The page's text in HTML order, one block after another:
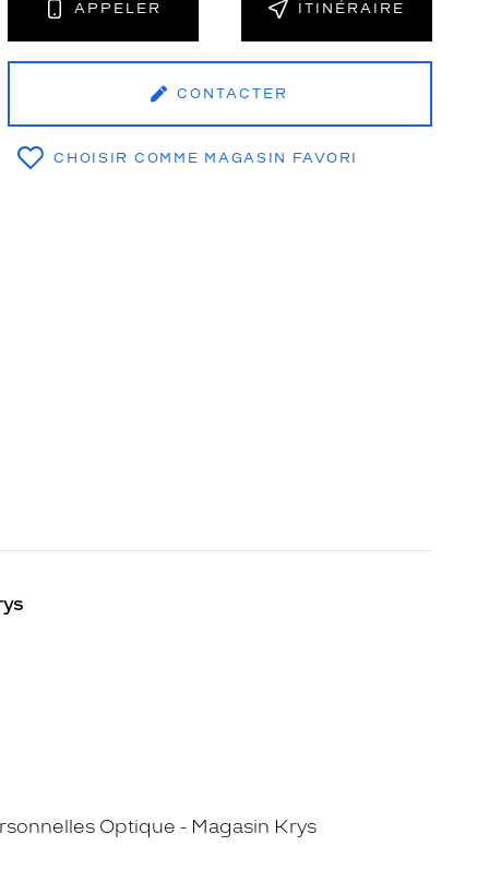
APPELER ITINÉRAIRE
CONTACTER
CHOISIR COMME MAGASIN FAVORI
Optique - Magasin Krys